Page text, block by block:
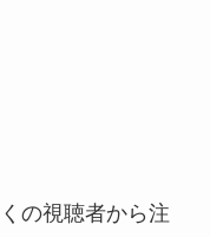
の視聴者から注